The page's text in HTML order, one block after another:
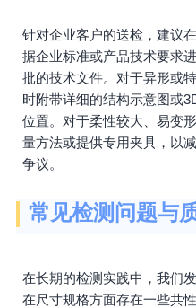
针对企业客户的送检，建议
据企业标准或产品技术要求
批的技术文件。对于异形或
时附带详细的结构示意图或
位置。对于柔性较大、易变
量方法或提供专用夹具，以
争议。
常见检测问题与
在长期的检测实践中，我们
在尺寸规格方面存在一些共